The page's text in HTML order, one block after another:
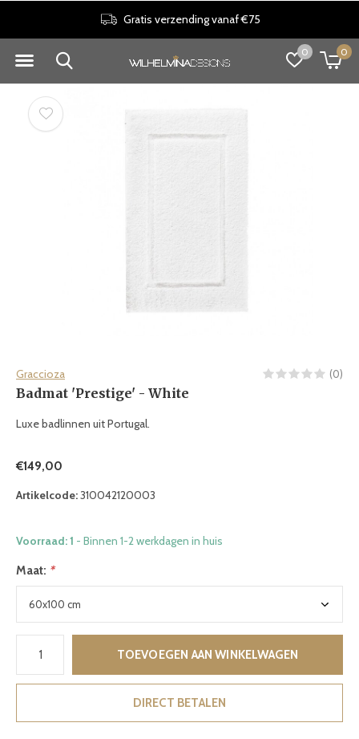
0 0
Gratis verzending vanaf €75
Graccioza (0)
Badmat 'Prestige' - White
Luxe badlinnen uit Portugal.
€149,00
Artikelcode:310042120003
Voorraad: 1 - Binnen 1-2 werkdagen in huis
Maat: *
TOEVOEGEN AAN WINKELWAGEN
DIRECT BETALEN